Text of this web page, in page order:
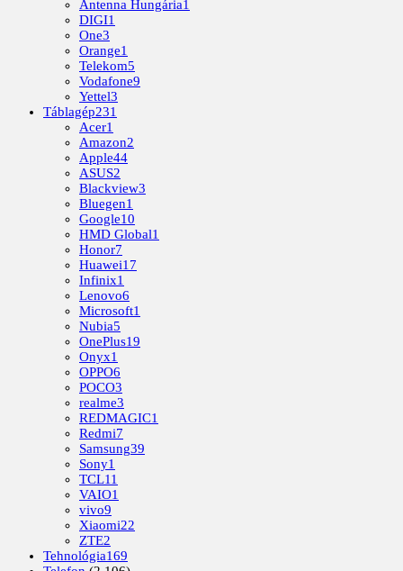
Antenna Hungária1
DIGI1
One3
Orange1
Telekom5
Vodafone9
Yettel3
Táblagép231
Acer1
Amazon2
Apple44
ASUS2
Blackview3
Bluegen1
Google10
HMD Global1
Honor7
Huawei17
Infinix1
Lenovo6
Microsoft1
Nubia5
OnePlus19
Onyx1
OPPO6
POCO3
realme3
REDMAGIC1
Redmi7
Samsung39
Sony1
TCL11
VAIO1
vivo9
Xiaomi22
ZTE2
Tehnológia169